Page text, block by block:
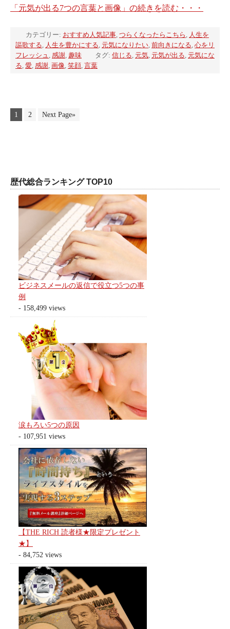
「元気が出る7つの言葉と画像」の続きを読む・・・
カテゴリー: おすすめ人気記事 つらくなったらこちら
人生を
謳歌する
人生を豊かにする 元気になりたい 前向きになる 心をリ
フレッシュ
感謝 趣味 タグ: 信じる 元気 元気が出る 元気にな
る 愛 感謝 画像 笑顔 言葉
1 2 Next Page»
歴代総合ランキング TOP10
ビジネスメールの返信で役立つ5つの事
例
- 158,499 views
涙もろい5つの原因
- 107,951 views
【THE RICH 読者様★限定プレゼント
★】
- 84,752 views